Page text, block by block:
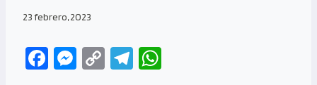
23 febrero, 2023
Fa M
C
Te